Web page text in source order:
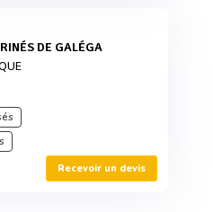
DE GALÉGA
Recevoir un devis